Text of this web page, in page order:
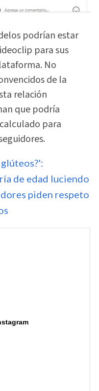
podrían estar
para sus
No
de la
relación
que podría
para
de edad luciendo
piden respeto